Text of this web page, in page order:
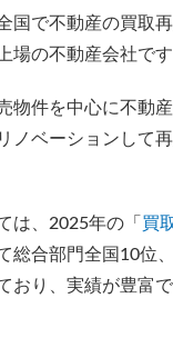
国で不動産の買取
場の不動産会社です
物件を中心に不動
ノベーションして
は、2025年の「 買
総合部門全国10位
おり、実績が豊富